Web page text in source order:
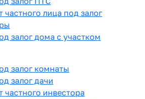
частного лица под залог
залог дома с участком
залог комнаты
залог дачи
частного инвестора